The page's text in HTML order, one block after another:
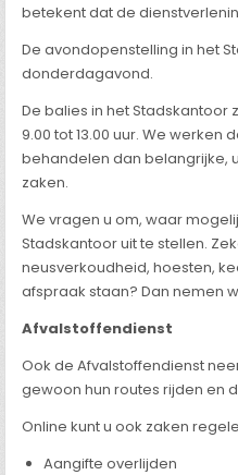
betekent dat de
De avondopenstelling in het
donderdagavond.
De balies in het
9.00 tot 13.00 uur. We werken
behandelen dan belangrijke,
zaken.
We vragen u om, waar
Stadskantoor uit te stellen.
neusverkoudheid, hoesten,
afspraak staan? Dan nemen
Afvalstoffendienst
Ook de Afvalstoffendienst
gewoon hun routes rijden en
Online kunt u ook zaken
Aangifte overlijden